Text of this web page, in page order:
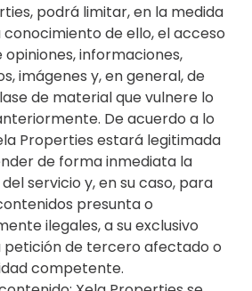
podrá limitar, en la medida
de ello, el acceso
opiniones, informaciones,
imágenes y, en general, de
de material que vulnere lo
De acuerdo a lo
Properties estará legitimada
de forma inmediata la
servicio y, en su caso, para
presunta o
ilegales, a su exclusivo
petición de tercero afectado o
competente.